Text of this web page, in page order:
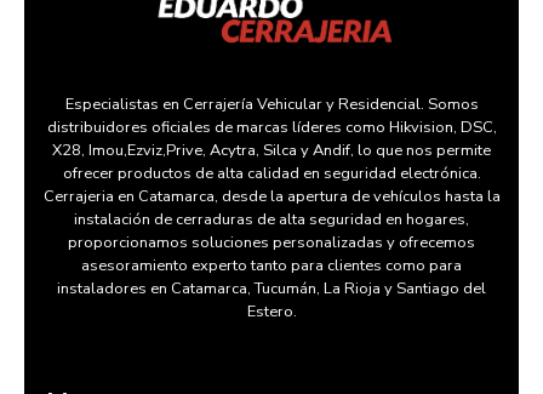
Especialistas en Cerrajería Vehicular y Residencial. Somos
distribuidores oficiales de marcas líderes como Hikvision, DSC,
X28, Imou,Ezviz,Prive, Acytra, Silca y Andif, lo que nos permite
ofrecer productos de alta calidad en seguridad electrónica.
Cerrajeria en Catamarca, desde la apertura de vehículos hasta la
instalación de cerraduras de alta seguridad en hogares,
proporcionamos soluciones personalizadas y ofrecemos
asesoramiento experto tanto para clientes como para
instaladores en Catamarca, Tucumán, La Rioja y Santiago del
Estero.